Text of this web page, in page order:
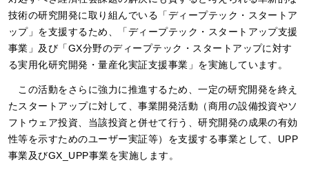
技術の研究開発に取り組んでいる「ディープテック・スタートア
ップ」を支援するため、「ディープテック・スタートアップ支援
事業」及び「GX分野のディープテック・スタートアップに対す
る実用化研究開発・量産化実証支援事業」を実施しています。
この活動をさらに強力に推進するため、一定の研究開発を終え
たスタートアップに対して、事業開発活動（商用の設備投資やソ
フトウェア投資、当該投資と併せて行う、研究開発の成果の有効
性等を示すためのユーザー実証等）を支援する事業として、UPP
事業及びGX_UPP事業を実施します。